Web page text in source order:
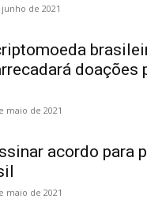
de 2021
doações
maio de 2021
acordo para
maio de 2021